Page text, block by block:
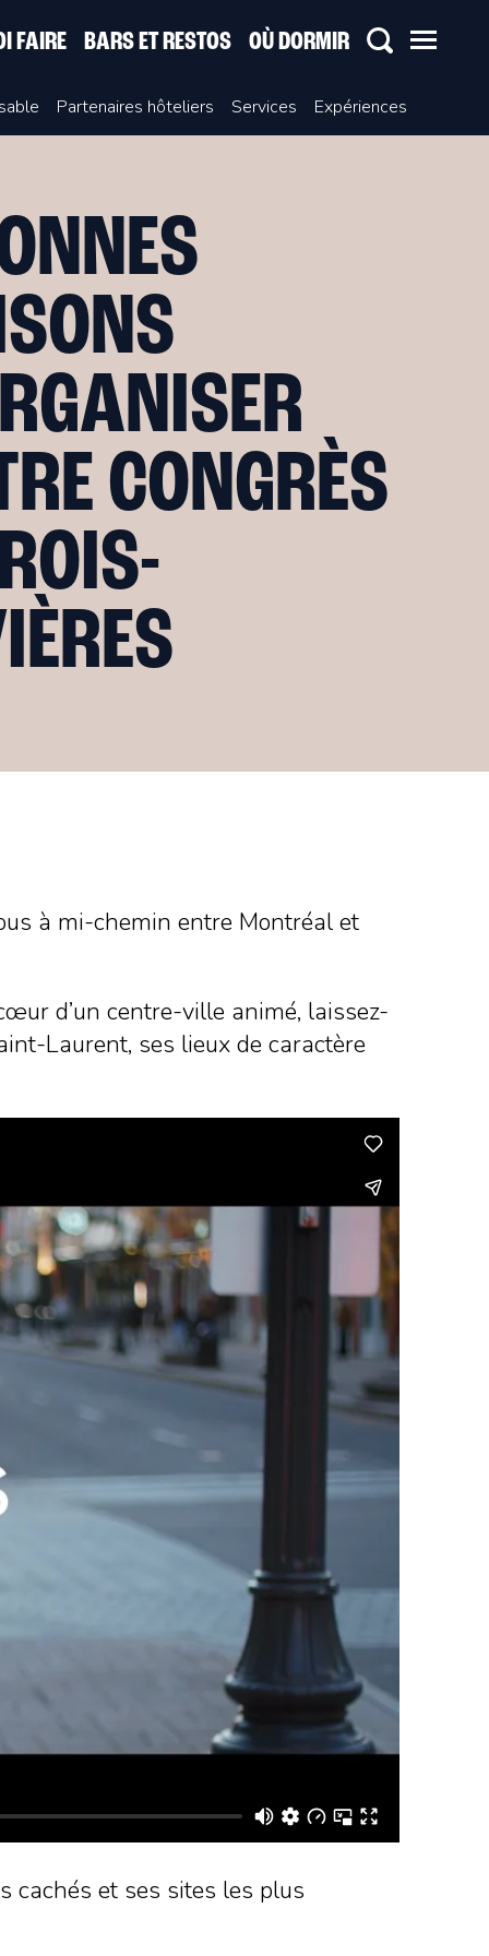
FAIRE BARS ET RESTOS OÙ DORMIR
Partenaires hôteliers Services Expériences
CONGRÈS
à mi-chemin entre Montréal et
d’un centre-ville animé, laissez-
Laurent, ses lieux de caractère
cachés et ses sites les plus